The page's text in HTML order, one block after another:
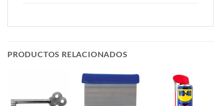
PRODUCTOS RELACIONADOS